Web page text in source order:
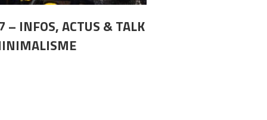
– INFOS, ACTUS & TALK